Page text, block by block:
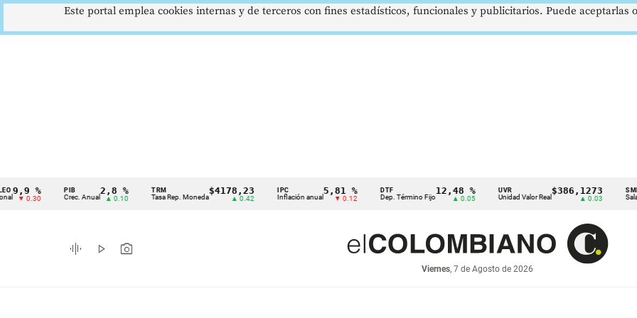
Cintillo
indicadores
económicos
% PIB
Crec. Anual
2,8 %
▲ 0.10
TRM
Tasa Rep. Moneda
$4178,23
▲ 0.42
IPC
Inflación anual
5,81 %
▼ 0.12
DTF
Dep. Término Fijo
12,48 %
▲ 0.05
UVR
Unidad Valor Real
$386,1273
▲ 0.03
SMMLV
Salario
graphic_eq play_arrow photo_camera
Viernes, 7 de Agosto de 2026
Este portal emplea cookies internas y de terceros con fines estadísticos, funcionales y publicitarios. Puede aceptarlas